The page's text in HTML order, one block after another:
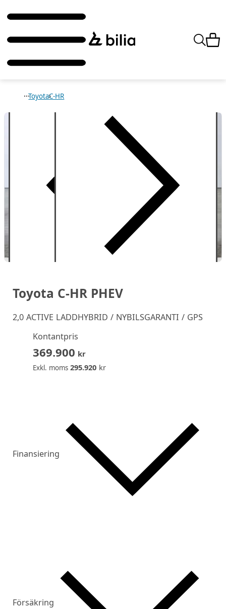
ToyotaC-HR
Toyota C-HR PHEV
2,0 ACTIVE LADDHYBRID / NYBILSGARANTI / GPS
Kontantpris
369.900 kr
Exkl. moms 295.920kr
Finansiering
Försäkring